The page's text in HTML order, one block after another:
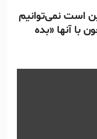
است نمی‌توانیم
با آنها «بده